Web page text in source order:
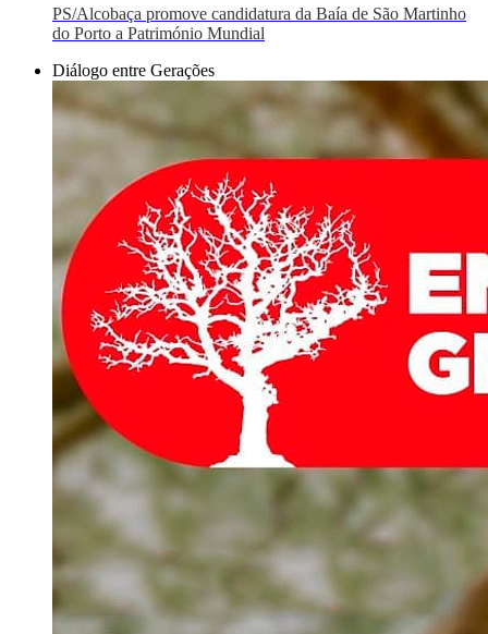
PS/Alcobaça promove candidatura da Baía de São Martinho
do Porto a Património Mundial
Diálogo entre Gerações